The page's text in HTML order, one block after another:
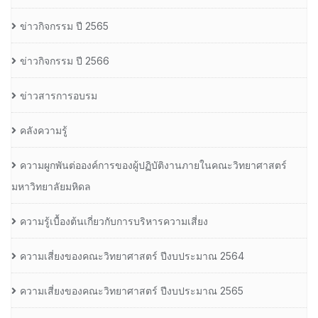
ข่าวกิจกรรม ปี 2565
ข่าวกิจกรรม ปี 2566
ข่าวสารการอบรม
คลังความรู้
ความผูกพันต่อองค์การของผู้ปฏิบัติงานภายในคณะวิทยาศาสตร์
มหาวิทยาลัยมหิดล
ความรู้เบื้องต้นเกี่ยวกับการบริหารความเสี่ยง
ความเสี่ยงของคณะวิทยาศาสตร์ ปีงบประมาณ 2564
ความเสี่ยงของคณะวิทยาศาสตร์ ปีงบประมาณ 2565